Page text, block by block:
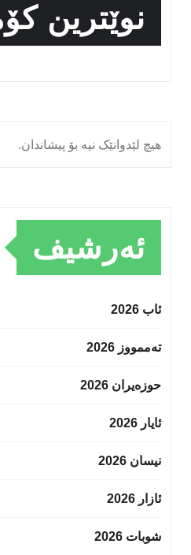
نوێترین
هیچ لێدوانێک نیە بۆ پیشاندان.
ئەرشیف
ئاب 2026
تەممووز 2026
حوزه‌یران 2026
ئایار 2026
نیسان 2026
ئازار 2026
شوبات 2026